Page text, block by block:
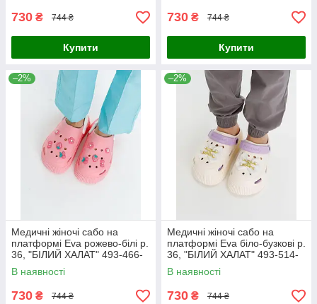
730 ₴ 744 ₴
Купити
730 ₴ 744 ₴
Купити
–2%
Медичні жіночі сабо на
платформі Eva рожево-білі р.
36, "БІЛИЙ ХАЛАТ" 493-466-
929
В наявності
730 ₴ 744 ₴
–2%
Медичні жіночі сабо на
платформі Eva біло-бузкові р.
36, "БІЛИЙ ХАЛАТ" 493-514-
929
В наявності
730 ₴ 744 ₴